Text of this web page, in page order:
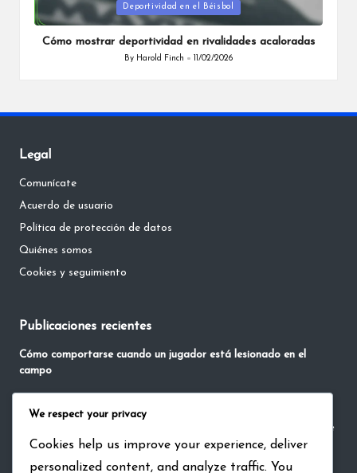
Posted
in
Deportividad en el Béisbol
Cómo mostrar deportividad en rivalidades acaloradas
Posted
By Harold Finch 11/02/2026
Legal
Comunícate
Acuerdo de usuario
Política de protección de datos
Quiénes somos
Cookies y seguimiento
Publicaciones recientes
Cómo comportarse cuando un jugador está lesionado en el
campo
Reglas No Escritas de Comunicación, Confianza y Aceptación de
Roles en Equipos de Béisbol
We respect your privacy
Cookies help us improve your experience, deliver
personalized content, and analyze traffic. You